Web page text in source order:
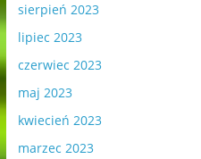
sierpień 2023
lipiec 2023
czerwiec 2023
maj 2023
kwiecień 2023
marzec 2023